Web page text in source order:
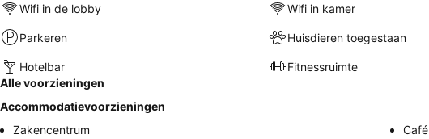
Wifi in de lobby Wifi in kamer
Parkeren Huisdieren toegestaan
Hotelbar
Fitnessruimte
Alle voorzieningen
Accommodatievoorzieningen
Zakencentrum
Café